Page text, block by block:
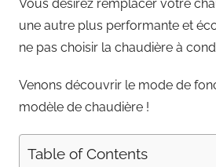
Vous désirez remplacer votre
une autre plus performante et
ne pas choisir la chaudière à
Venons découvrir le mode de
modèle de chaudière !
Table of Contents